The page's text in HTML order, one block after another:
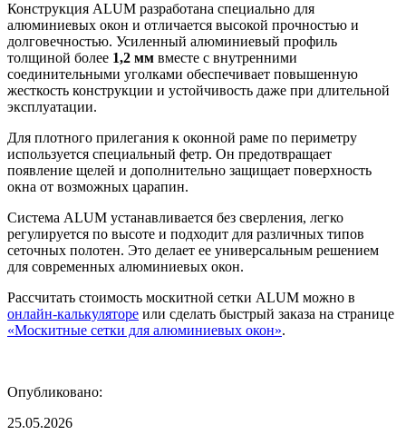
Конструкция ALUM разработана специально для
алюминиевых окон и отличается высокой прочностью и
долговечностью. Усиленный алюминиевый профиль
толщиной более 1,2 мм вместе с внутренними
соединительными уголками обеспечивает повышенную
жесткость конструкции и устойчивость даже при длительной
эксплуатации.
Для плотного прилегания к оконной раме по периметру
используется специальный фетр. Он предотвращает
появление щелей и дополнительно защищает поверхность
окна от возможных царапин.
Система ALUM устанавливается без сверления, легко
регулируется по высоте и подходит для различных типов
сеточных полотен. Это делает ее универсальным решением
для современных алюминиевых окон.
Рассчитать стоимость москитной сетки ALUM можно в
онлайн-калькуляторе или сделать быстрый заказа на странице
«Москитные сетки для алюминиевых окон».
Опубликовано:
25.05.2026